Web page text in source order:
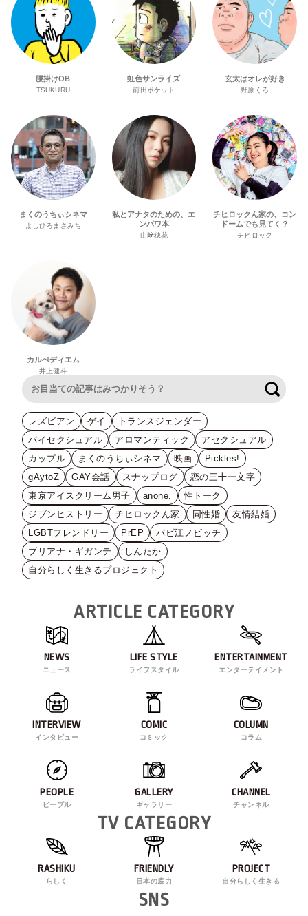
腰掛けOB
TSUKURU
虹色サンライズ
前田ポケット
玄太はオレが好き
野原くろ
まくのうちぃシネマ
よしひろまさみち
私とアナタのための、エ
ンパワ本
山﨑穂花
チヒロックん家の、コン
ドームでも見てく？
チヒロック
カルぺディエム
井上健斗
レズビアン ゲイ
トランスジェンダー
バイセクシュアル
アロマンティック
アセクシュアル
カップル
まくのうちぃシネマ 映画
Pickles!
gAytoZ
GAY会話 スナップログ
恋の三十一文字
東京アイスクリーム男子
anone.
性トーク
ジブンヒストリー
チヒロックん家 同性婚
友情結婚
LGBTフレンドリー
PrEP
バビ江ノビッチ
ブリアナ・ギガンテ
しんたか
自分らしく生きるプロジェクト
ARTICLE CATEGORY
NEWS
ニュース
LIFE STYLE
ライフスタイル
ENTERTAINMENT
エンターテイメント
INTERVIEW
インタビュー
COMIC
コミック
COLUMN
コラム
PEOPLE
ピープル
GALLERY
ギャラリー
CHANNEL
チャンネル
TV CATEGORY
RASHIKU
らしく
FRIENDLY
日本の底力
PROJECT
自分らしく生きる
SNS